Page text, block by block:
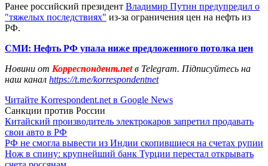
Ранее российский президент Владимир Путин предупредил о
"тяжелых последствиях" из-за ограничения цен на нефть из
РФ.
СМИ: Нефть РФ упала ниже предложенного потолка цен
Новини от Корреспондент.netв Telegram. Підписуйтесь на
наш канал https://t.me/korrespondentnet
Читайте Korrespondent.net в Google News
Санкции против России
Китайский производитель электрокаров запретил продавать
свои авто в РФ
РФ не смогла вывести из Индии скопившиеся на счетах рупии
Нож в спину: крупнейший банк Турции перестал открывать